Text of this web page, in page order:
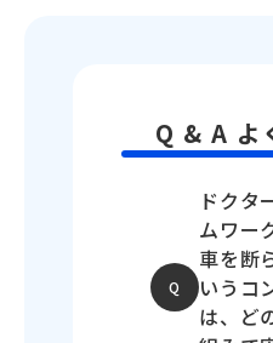
Q & A よ
Q
ドクタ
ムワー
車を断
いうコ
は、ど